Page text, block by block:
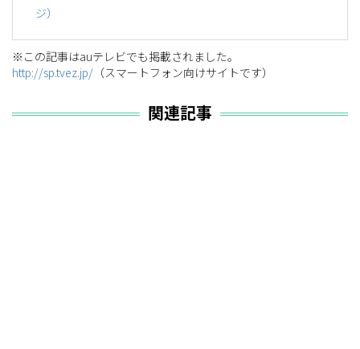
ジ）
※この記事はauテレビでも掲載されました。
http://sp.tvez.jp/ （スマートフォン向けサイトです）
関連記事